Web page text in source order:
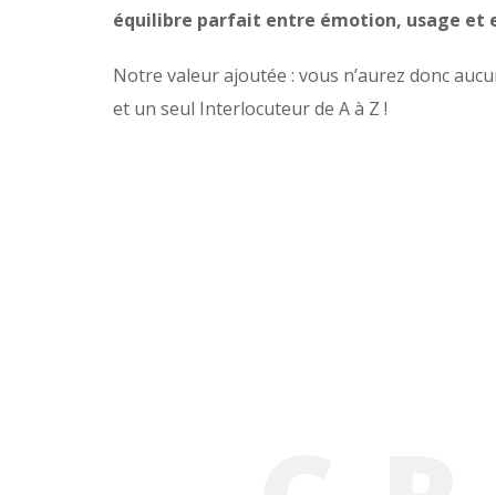
équilibre parfait entre émotion, usage et
Notre valeur ajoutée : vous n’aurez donc
et un seul Interlocuteur de A à Z !